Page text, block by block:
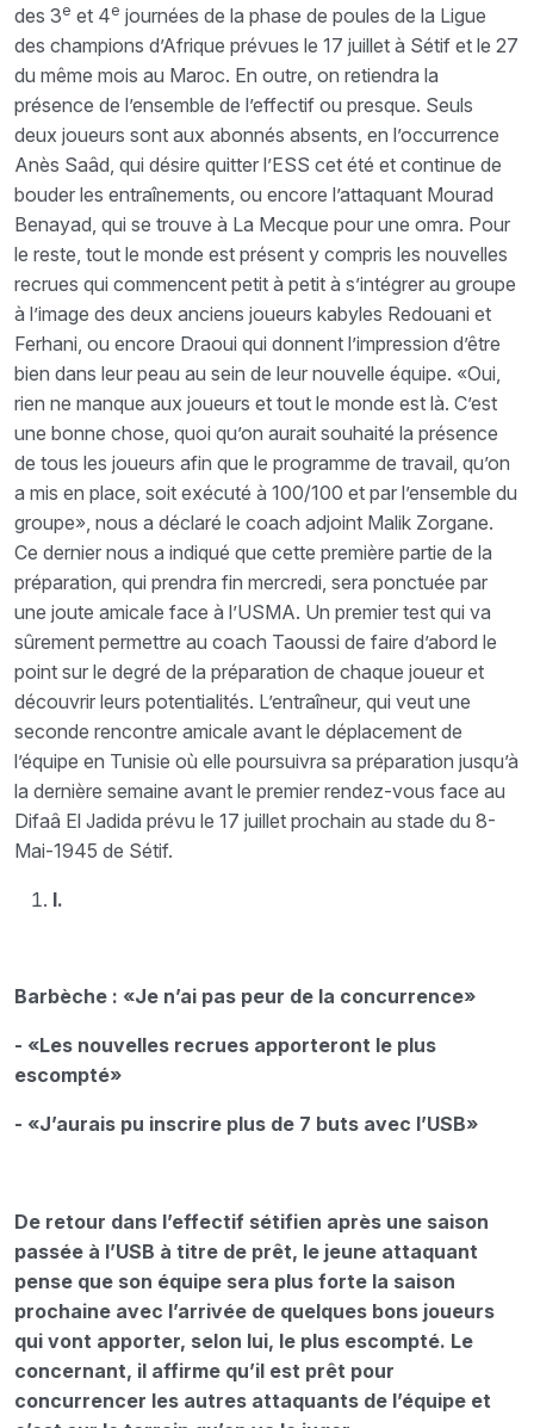
des 3e et 4e journées de la phase de poules de la Ligue
des champions d’Afrique prévues le 17 juillet à Sétif et le 27
du même mois au Maroc. En outre, on retiendra la
présence de l’ensemble de l’effectif ou presque. Seuls
deux joueurs sont aux abonnés absents, en l’occurrence
Anès Saâd, qui désire quitter l’ESS cet été et continue de
bouder les entraînements, ou encore l’attaquant Mourad
Benayad, qui se trouve à La Mecque pour une omra. Pour
le reste, tout le monde est présent y compris les nouvelles
recrues qui commencent petit à petit à s’intégrer au groupe
à l’image des deux anciens joueurs kabyles Redouani et
Ferhani, ou encore Draoui qui donnent l’impression d’être
bien dans leur peau au sein de leur nouvelle équipe. «Oui,
rien ne manque aux joueurs et tout le monde est là. C’est
une bonne chose, quoi qu’on aurait souhaité la présence
de tous les joueurs afin que le programme de travail, qu’on
a mis en place, soit exécuté à 100/100 et par l’ensemble du
groupe», nous a déclaré le coach adjoint Malik Zorgane.
Ce dernier nous a indiqué que cette première partie de la
préparation, qui prendra fin mercredi, sera ponctuée par
une joute amicale face à l’USMA. Un premier test qui va
sûrement permettre au coach Taoussi de faire d’abord le
point sur le degré de la préparation de chaque joueur et
découvrir leurs potentialités. L’entraîneur, qui veut une
seconde rencontre amicale avant le déplacement de
l’équipe en Tunisie où elle poursuivra sa préparation jusqu’à
la dernière semaine avant le premier rendez-vous face au
Difaâ El Jadida prévu le 17 juillet prochain au stade du 8-
Mai-1945 de Sétif.
I.
Barbèche : «Je n’ai pas peur de la concurrence»
- «Les nouvelles recrues apporteront le plus
escompté»
- «J’aurais pu inscrire plus de 7 buts avec l’USB»
De retour dans l’effectif sétifien après une saison
passée à l’USB à titre de prêt, le jeune attaquant
pense que son équipe sera plus forte la saison
prochaine avec l’arrivée de quelques bons joueurs
qui vont apporter, selon lui, le plus escompté. Le
concernant, il affirme qu’il est prêt pour
concurrencer les autres attaquants de l’équipe et